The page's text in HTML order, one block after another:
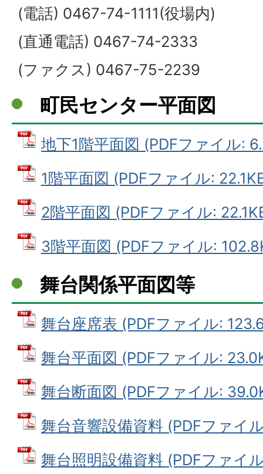
(電話) 0467-74-1111(役場内)
(直通電話) 0467-74-2333
(ファクス) 0467-75-2239
町民センター平面図
地下1階平面図 (PDFファイル:
1階平面図 (PDFファイル:
2階平面図 (PDFファイル:
3階平面図 (PDFファイル:
舞台関係平面図等
舞台座席表 (PDFファイル:
舞台平面図 (PDFファイル:
舞台断面図 (PDFファイル:
舞台音響設備資料 (PDFファイ
舞台照明設備資料 (PDFファイ